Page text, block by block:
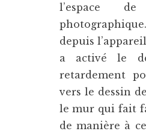
l’espace
depuis
a activé le
retardement
vers le dessin
le mur qui fait
de manière à